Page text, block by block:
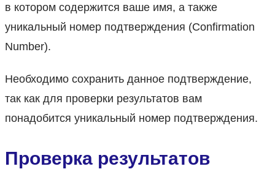
в котором содержится ваше имя, а также
уникальный номер подтверждения (Confirmation
Number).
Необходимо сохранить данное подтверждение,
так как для проверки результатов вам
понадобится уникальный номер подтверждения.
Проверка результатов